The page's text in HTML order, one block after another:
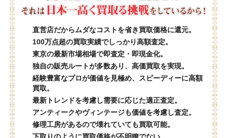
直営店だからムダなコストを省き買取価格に還元。
100万点超の買取実績でしっかり高額査定。
東京の最新市場相場で即査定・即現金化。
独自の販売ルートが多数あり、高価買取を実現。
経験豊富なプロが価値を見極め、スピーディーに高額
買取。
最新トレンドを考慮し需要に応じた適正査定。
アンティークやヴィンテージも価値を考慮し査定。
修理工房があるので壊れていても買取可能。